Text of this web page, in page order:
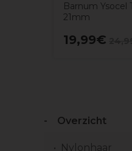
Barnum Ysocel
21mm
19,99€
Overzicht
Nylonhaar